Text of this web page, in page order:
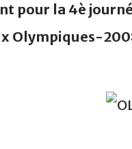
pour la 4è
Olympiques-